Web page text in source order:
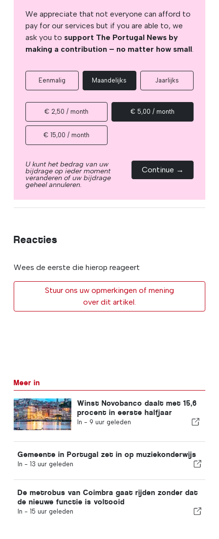
We appreciate that not everyone can afford to
pay for our services but if you are able to, we
ask you to support The Portugal News by
making a contribution – no matter how small.
Eenmalig Maandelijks Jaarlijks
€ 2,50 / month € 5,00 / month
€ 15,00 / month
U kunt het bedrag van uw
bijdrage op ieder moment
veranderen of uw bijdrage
geheel annuleren.
Continue →
Reacties
Wees de eerste die hierop reageert
Stuur ons uw opmerkingen of mening
over dit artikel.
Meer in
Winst Novobanco daalt met 15,6
procent in eerste halfjaar
In - 9 uur geleden
Gemeente in Portugal zet in op muziekonderwijs
In - 13 uur geleden
De metrobus van Coimbra gaat rijden zonder dat
de nieuwe functie is voltooid
In - 15 uur geleden